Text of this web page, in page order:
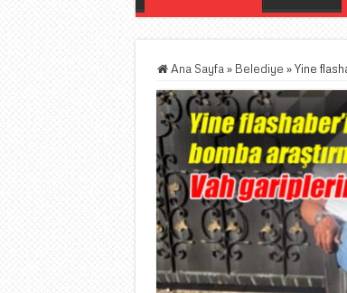
Ana Sayfa » Belediye » Yine